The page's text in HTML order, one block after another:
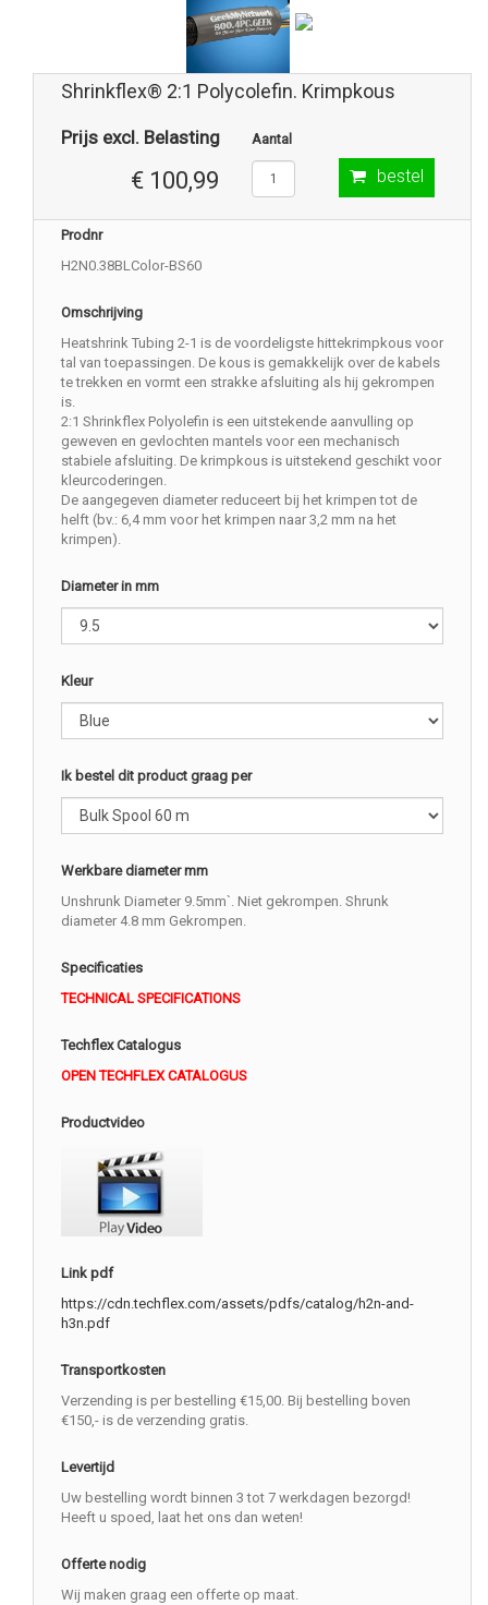
Shrinkflex® 2:1 Polycolefin. Krimpkous
Prijs excl. Belasting
€ 100,99
Aantal
bestel
Prodnr
H2N0.38BLColor-BS60
Omschrijving
Heatshrink Tubing 2-1 is de voordeligste hittekrimpkous voor
tal van toepassingen. De kous is gemakkelijk over de kabels
te trekken en vormt een strakke afsluiting als hij gekrompen
is.
2:1 Shrinkflex Polyolefin is een uitstekende aanvulling op
geweven en gevlochten mantels voor een mechanisch
stabiele afsluiting. De krimpkous is uitstekend geschikt voor
kleurcoderingen.
De aangegeven diameter reduceert bij het krimpen tot de
helft (bv.: 6,4 mm voor het krimpen naar 3,2 mm na het
krimpen).
Diameter in mm
Kleur
Ik bestel dit product graag per
Werkbare diameter mm
Unshrunk Diameter 9.5mm`. Niet gekrompen. Shrunk
diameter 4.8 mm Gekrompen.
Specificaties
TECHNICAL SPECIFICATIONS
Techflex Catalogus
OPEN TECHFLEX CATALOGUS
Productvideo
Link pdf
https://cdn.techflex.com/assets/pdfs/catalog/h2n-and-
h3n.pdf
Transportkosten
Verzending is per bestelling €15,00. Bij bestelling boven
€150,- is de verzending gratis.
Levertijd
Uw bestelling wordt binnen 3 tot 7 werkdagen bezorgd!
Heeft u spoed, laat het ons dan weten!
Offerte nodig
Wij maken graag een offerte op maat.